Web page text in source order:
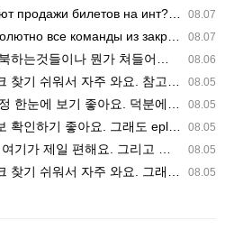
08.07
билетов на инт? https://g…
08.07
все команды из закрытых квали…
08.06
낌새를 미리 알아차리기 위함이지 저걸 전쟁준비라고 하…
08.05
로 무료스포츠중계 정보 확인할 때 출처 꼭 체크해요.…
08.05
분에 epl중계 볼 때 공식 중계 채널 먼저 찾아봐요. …
08.05
epl중계 볼 때 공식 중계 채널 먼저 찾아봐요. 북마크…
08.05
료스포츠중계 정보 확인할 때 출처 꼭 체크해요. 앞…
08.05
서 해외축구중계도 정식 서비스로 봐야 안전해요. 다음…